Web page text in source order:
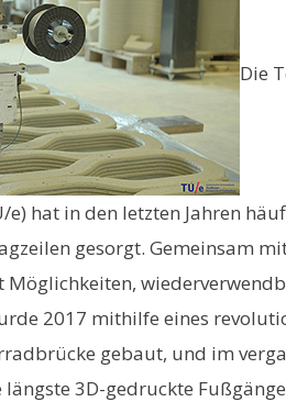
Die
e) hat in den letzten Jahren
gesorgt. Gemeinsam
Möglichkeiten,
2017 mithilfe eines
gebaut, und im
3D-gedruckte